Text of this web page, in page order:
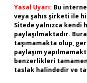
Yasal Uyarı: Bu
veya şahıs şirketi ile
Sitede yalnızca kendi
paylaşılmaktadır.
taşımamakta olup,
paylaşım
benzerlikleri
taslak halindedir ve